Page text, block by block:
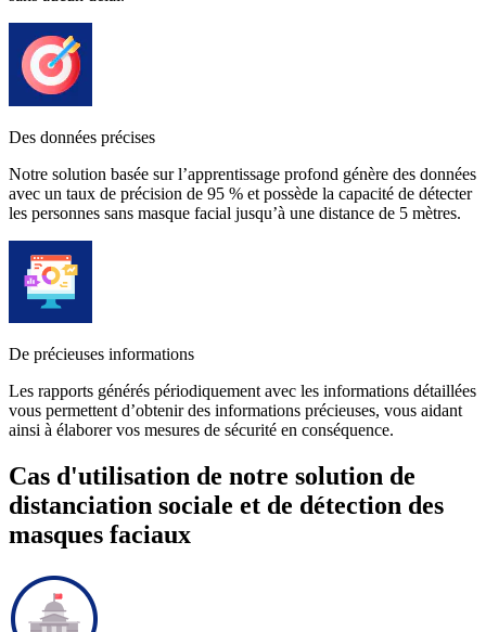
Des données précises
Notre solution basée sur l’apprentissage profond génère des données
avec un taux de précision de 95 % et possède la capacité de détecter
les personnes sans masque facial jusqu’à une distance de 5 mètres.
De précieuses informations
Les rapports générés périodiquement avec les informations détaillées
vous permettent d’obtenir des informations précieuses, vous aidant
ainsi à élaborer vos mesures de sécurité en conséquence.
Cas d'utilisation de notre solution de
distanciation sociale et de détection des
masques faciaux